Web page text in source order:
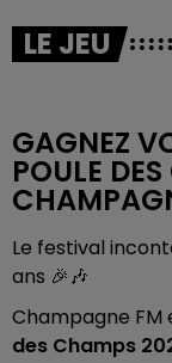
LE JEU
GAGNEZ
POULE
Le festival
ans 🎉🎶
Champagne FM
des Champs